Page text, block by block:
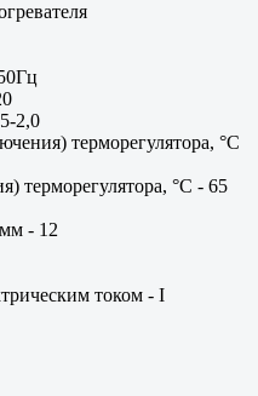
2,0
терморегулятора, °C
терморегулятора, °C - 65
- 12
током - I